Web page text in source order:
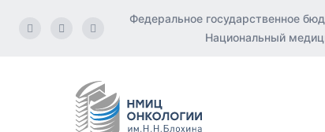
Федеральное государственное
Национальный